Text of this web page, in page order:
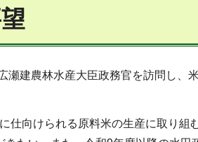
瀬建農林水産大臣政務官を訪問し、
仕向けられる原料米の生産に取り組